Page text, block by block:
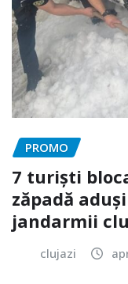
PROMO
7 turiști
zăpadă
jandarmii
clujazi